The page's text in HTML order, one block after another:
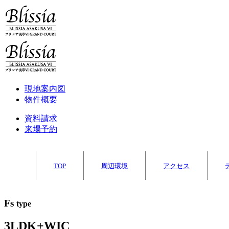
現地案内図
物件概要
資料請求
来場予約
TOP 周辺環境 アクセス
Fs type
3LDK+WIC